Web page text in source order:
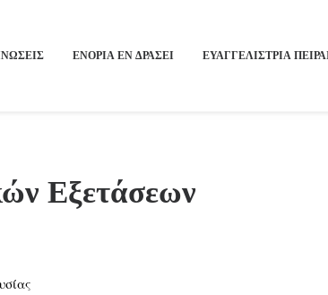
ΕΝΟΡΙΑ ΕΝ ΔΡΑΣΕΙ ΕΥΑΓΓΕΛΙΣΤΡΙΑ
Εξετάσεων